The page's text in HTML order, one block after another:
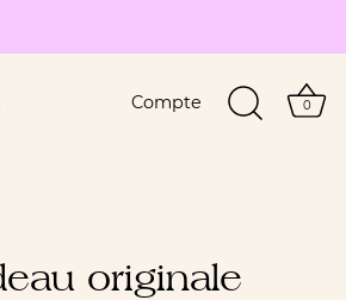
Compte 0
originale